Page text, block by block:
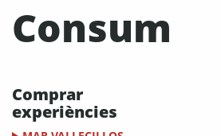
Consum
Comprar
experiències